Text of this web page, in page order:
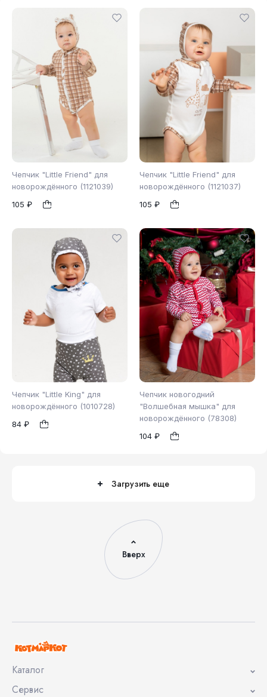
Чепчик "Little Friend" для
новорождённого (1121039)
105 ₽
48
Чепчик "Little Friend" для
новорождённого (1121037)
105 ₽
40
Чепчик "Little King" для
новорождённого (1010728)
84 ₽
44
Чепчик новогодний
"Волшебная мышка" для
новорождённого (78308)
104 ₽
1
Загрузить еще
Вверх
Каталог
Сервис